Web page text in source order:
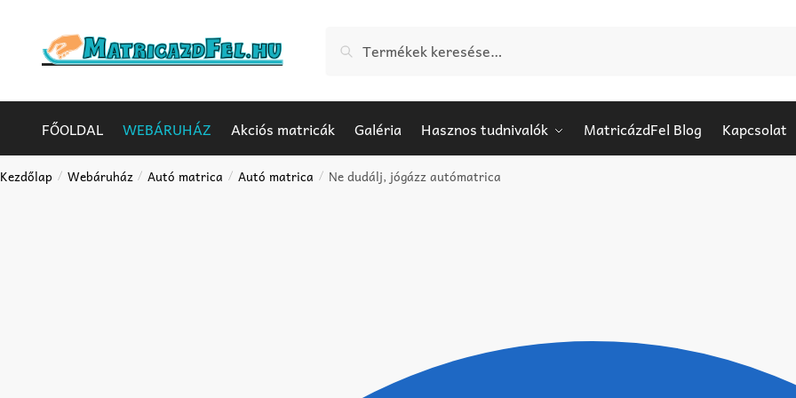
navigation
content
FŐOLDAL WEBÁRUHÁZ Akciós matricák Galéria Hasznos tudnivalók MatricázdFel Blog Kapcsolat
Kezdőlap / Webáruház / Autó matrica / Autó matrica / Ne dudálj, jógázz autómatrica